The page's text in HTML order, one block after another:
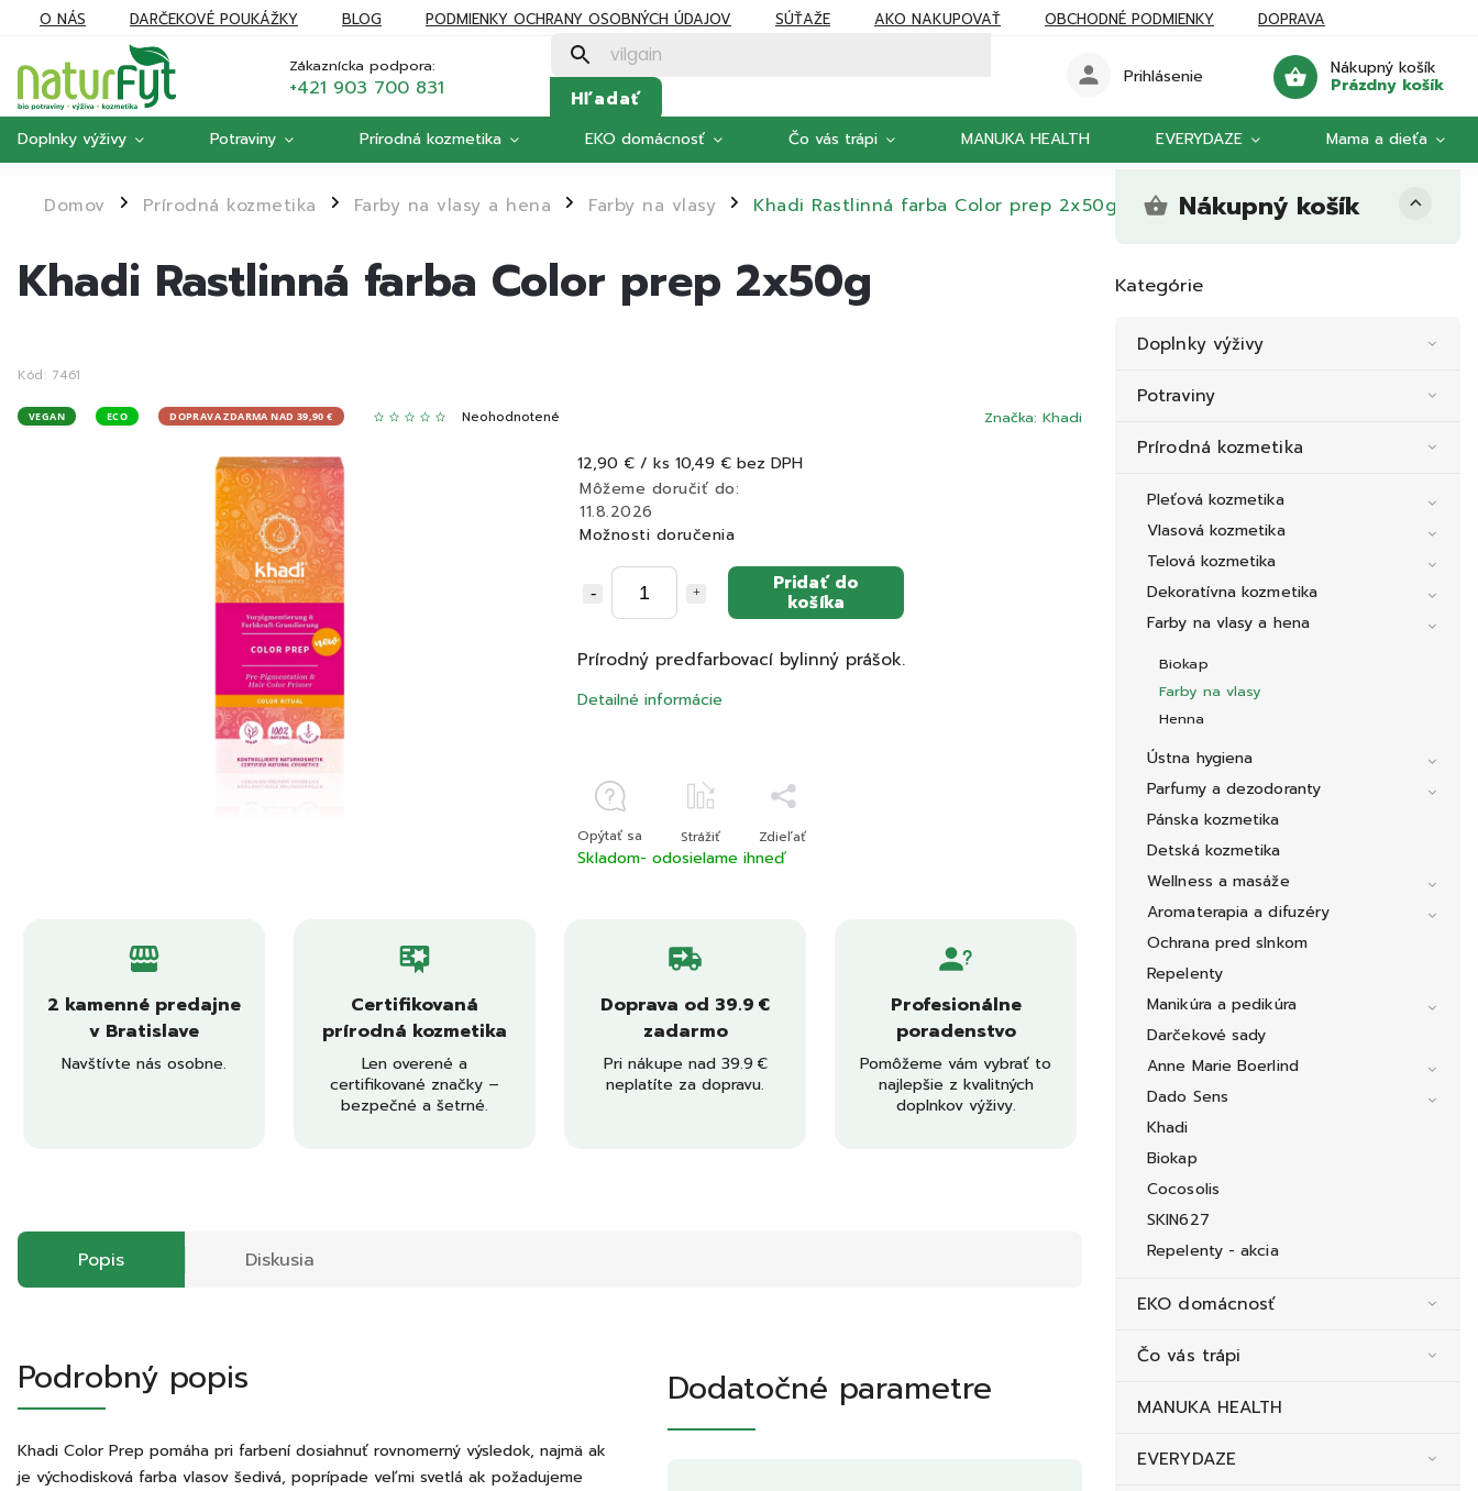
O NÁS DARČEKOVÉ POUKÁŽKY BLOG PODMIENKY OCHRANY OSOBNÝCH ÚDAJOV SÚŤAŽE AKO NAKUPOVAŤ OBCHODNÉ PODMIENKY
DOPRAVA
Zákaznícka podpora:
+421 903 700 831 Hľadať
Nákupný košík
Prázdny košík
Prihlásenie
Doplnky výživy Potraviny Prírodná kozmetika EKO domácnosť Čo vás trápi MANUKA HEALTH EVERYDAZE Mama a dieťa
Domov / Prírodná kozmetika / Farby na vlasy a hena / Farby na vlasy / Khadi Rastlinná farba Color prep 2x50g Nákupný košík
Kategórie
Doplnky výživy
Potraviny
Prírodná kozmetika
Pleťová kozmetika
Vlasová kozmetika
Telová kozmetika
Dekoratívna kozmetika
Farby na vlasy a hena
Biokap
Farby na vlasy
Henna
Ústna hygiena
Parfumy a dezodoranty
Pánska kozmetika
Detská kozmetika
Wellness a masáže
Aromaterapia a difuzéry
Ochrana pred slnkom
Repelenty
Manikúra a pedikúra
Darčekové sady
Anne Marie Boerlind
Dado Sens
Khadi
Biokap
Cocosolis
SKIN627
Repelenty - akcia
EKO domácnosť
Čo vás trápi
MANUKA HEALTH
EVERYDAZE
Khadi Rastlinná farba Color prep 2x50g
Kód: 7461
VEGAN ECO DOPRAVA ZDARMA NAD 39,90 € Neohodnotené Značka: Khadi
12,90 € / ks 10,49 € bez DPH
Skladom- odosielame ihneď
Môžeme doručiť do:
11.8.2026
Možnosti doručenia
Pridať do
košíka
Prírodný predfarbovací bylinný prášok.
Detailné informácie
Opýtať sa Strážiť Zdieľať
2 kamenné predajne
v Bratislave
Navštívte nás osobne.
Certifikovaná
prírodná kozmetika
Len overené a
certifikované značky –
bezpečné a šetrné.
Doprava od 39.9 €
zadarmo
Pri nákupe nad 39.9 €
neplatíte za dopravu.
Profesionálne
poradenstvo
Pomôžeme vám vybrať to
najlepšie z kvalitných
doplnkov výživy.
Popis Diskusia
Podrobný popis
Khadi Color Prep pomáha pri farbení dosiahnuť rovnomerný výsledok, najmä ak
je východisková farba vlasov šedivá, poprípade veľmi svetlá ak požadujeme
Dodatočné parametre